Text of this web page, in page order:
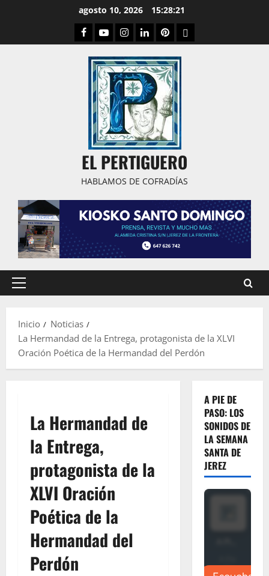
agosto 10, 2026 15:28:22
Facebook
YoutubeInstagram
LinkedPinterestDribbble
EL PERTIGUERO
HABLAMOS DE COFRADÍAS
Menú
Inicio
Noticias
La Hermandad de la Entrega, protagonista de la XLVI
Oración Poética de la Hermandad del Perdón
La Hermandad de
la Entrega,
protagonista de la
XLVI Oración
Poética de la
Hermandad del
Perdón
A PIE DE
PASO: LOS
SONIDOS DE
LA SEMANA
SANTA DE
JEREZ